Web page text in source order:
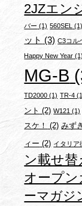
2JZエン
バー (1) 560SEL (1)
ット (3) C3コル
Happy New Year (1)
MG-B
TD2000 (1) TR-4
ント (2) W121 (1)
スケ！ (2) みず
ィー (2) イタリア
ン載せ替
オープン
ーマガジ